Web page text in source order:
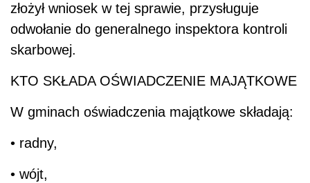
złożył wniosek w tej sprawie, przysługuje
odwołanie do generalnego inspektora kontroli
skarbowej.
KTO SKŁADA OŚWIADCZENIE MAJĄTKOWE
W gminach oświadczenia majątkowe składają:
• radny,
• wójt,